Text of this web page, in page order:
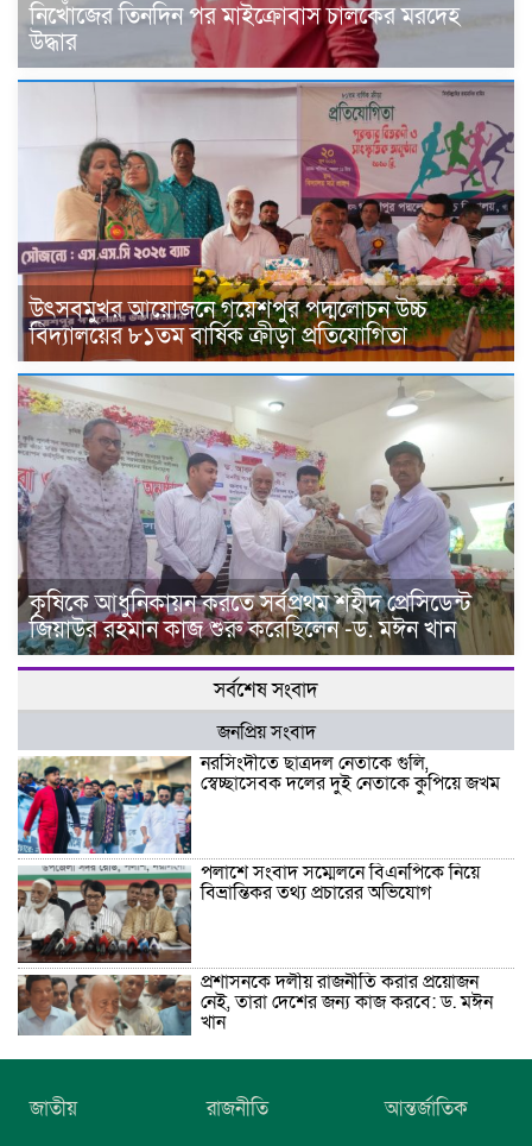
নিখোঁজের তিনদিন পর মাইক্রোবাস চালকের মরদেহ
উদ্ধার
উৎসবমুখর আয়োজনে গয়েশপুর পদ্মলোচন উচ্চ
বিদ্যালয়ের ৮১তম বার্ষিক ক্রীড়া প্রতিযোগিতা
কৃষিকে আধুনিকায়ন করতে সর্বপ্রথম শহীদ প্রেসিডেন্ট
জিয়াউর রহমান কাজ শুরু করেছিলেন -ড. মঈন খান
সর্বশেষ সংবাদ
জনপ্রিয় সংবাদ
নরসিংদীতে ছাত্রদল নেতাকে গুলি,
স্বেচ্ছাসেবক দলের দুই নেতাকে কুপিয়ে জখম
পলাশে সংবাদ সম্মেলনে বিএনপিকে নিয়ে
বিভ্রান্তিকর তথ্য প্রচারের অভিযোগ
প্রশাসনকে দলীয় রাজনীতি করার প্রয়োজন
নেই, তারা দেশের জন্য কাজ করবে: ড. মঈন
খান
নিখোঁজের তিনদিন পর মাইক্রোবাস চালকের
মরদেহ উদ্ধার
জাতীয় রাজনীতি আন্তর্জাতিক